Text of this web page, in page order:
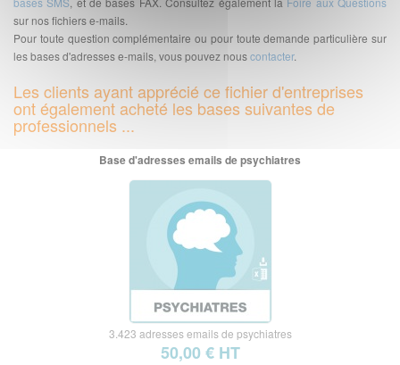
sur nos fichiers e-mails.
Pour toute question complémentaire ou pour toute demande particulière sur
les bases d'adresses e-mails, vous pouvez nouscontacter.
Les clients ayant apprécié ce fichier d'entreprises
ont également acheté les bases suivantes de
professionnels ...
Base d'adresses emails de psychiatres
3.423 adresses emails de psychiatres
50,00 € HT